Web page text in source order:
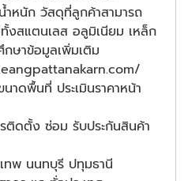
หนัก วัสดุที่ลูกค้าสามารถ
ทั้งสแตนเลส อลูมิเนียม เหล็ก
ษาข้อมูลเพิ่มเติม
าดพื้นที่ ประเมินราคาหน้า
ติดตั้ง ซ่อม รับประกันสินค้า
ทพ นนทบุรี ปทุมธานี